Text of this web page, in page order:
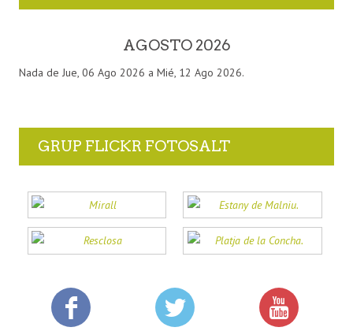
AGOSTO 2026
Nada de Jue, 06 Ago 2026 a Mié, 12 Ago 2026.
GRUP FLICKR FOTOSALT